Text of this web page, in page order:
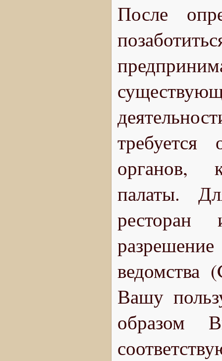
После
требуется
органов,
палаты.
ресторан
ведомства
Вашу
образом